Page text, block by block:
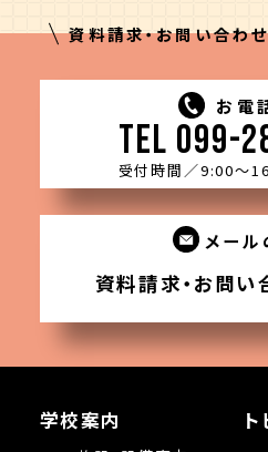
資料請求・お問い合わ
お電
TEL 099-
受付時間／9:00〜
メール
資料請求・お問い
学校案内